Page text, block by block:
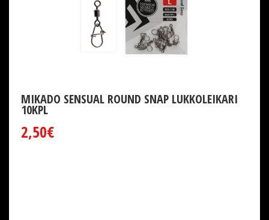
MIKADO SENSUAL ROUND SNAP LUKKOLEIKARI
10KPL
2,50€